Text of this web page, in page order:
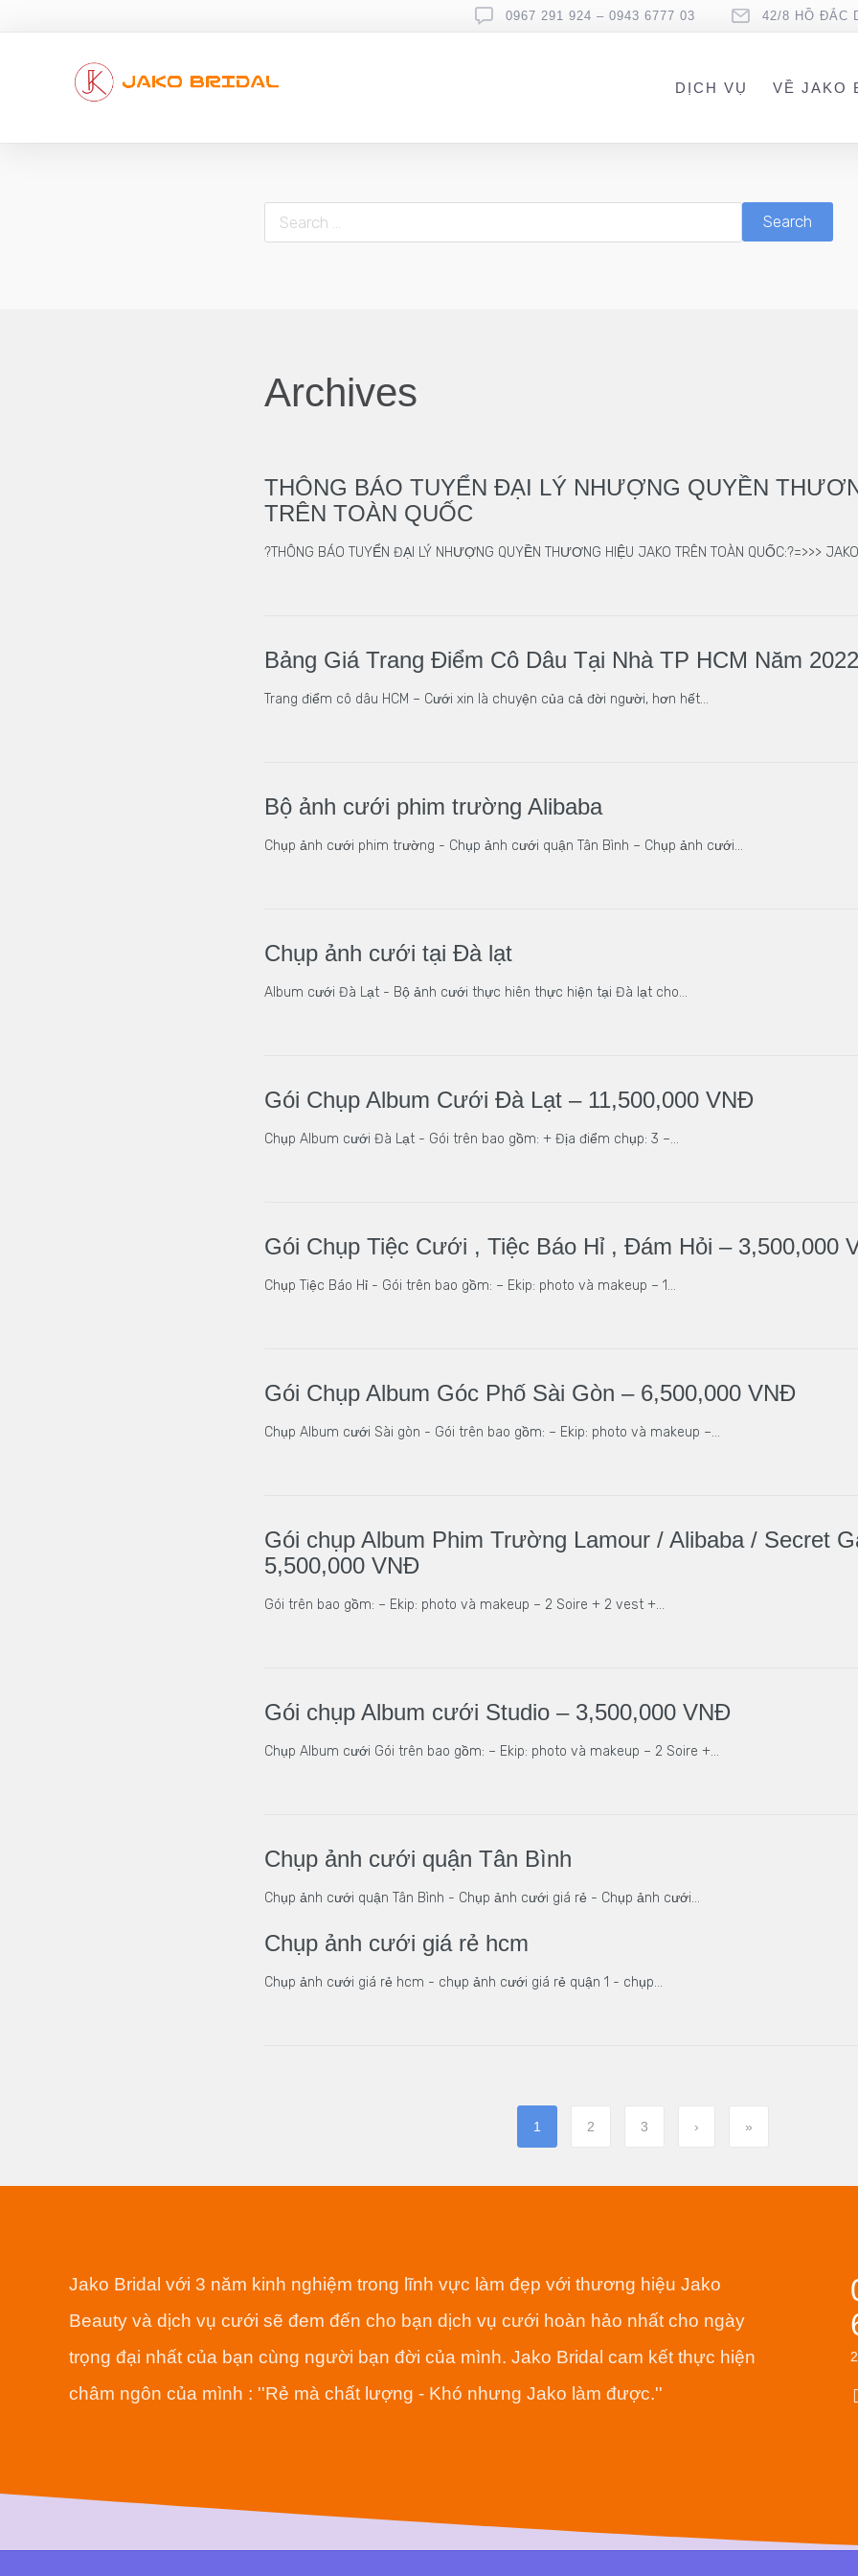
0967 291 924 – 0943 6777 03 42/8 HỒ ĐẮC
DỊCH VỤ VỀ JAKO
Search
Archives
THÔNG BÁO TUYỂN ĐẠI LÝ NHƯỢNG QUYỀN
TRÊN TOÀN QUỐC
?THÔNG BÁO TUYỂN ĐẠI LÝ NHƯỢNG QUYỀN THƯƠNG HIỆU JAKO TRÊN TOÀN QUỐC:?=>>>
Bảng Giá Trang Điểm Cô Dâu Tại Nhà TP HCM Năm
Trang điểm cô dâu HCM – Cưới xin là chuyện của cả đời người, hơn hết…
Bộ ảnh cưới phim trường Alibaba
Chụp ảnh cưới phim trường - Chụp ảnh cưới quận Tân Bình – Chụp ảnh cưới…
Chụp ảnh cưới tại Đà lạt
Album cưới Đà Lạt - Bộ ảnh cưới thực hiên thực hiện tại Đà lạt cho…
Gói Chụp Album Cưới Đà Lạt – 11,500,000 VNĐ
Chụp Album cưới Đà Lạt - Gói trên bao gồm: + Địa điểm chụp: 3 –…
Gói Chụp Tiệc Cưới , Tiệc Báo Hỉ , Đám Hỏi – 3,500,000
Chụp Tiệc Báo Hỉ - Gói trên bao gồm: – Ekip: photo và makeup – 1…
Gói Chụp Album Góc Phố Sài Gòn – 6,500,000 VNĐ
Chụp Album cưới Sài gòn - Gói trên bao gồm: – Ekip: photo và makeup –…
Gói chụp Album Phim Trường Lamour / Alibaba / Secret
5,500,000 VNĐ
Gói trên bao gồm: – Ekip: photo và makeup – 2 Soire + 2 vest +…
Gói chụp Album cưới Studio – 3,500,000 VNĐ
Chụp Album cưới Gói trên bao gồm: – Ekip: photo và makeup – 2 Soire +…
Chụp ảnh cưới quận Tân Bình
Chụp ảnh cưới quận Tân Bình - Chụp ảnh cưới giá rẻ - Chụp ảnh cưới…
Chụp ảnh cưới giá rẻ hcm
Chụp ảnh cưới giá rẻ hcm - chụp ảnh cưới giá rẻ quận 1 - chụp…
1 2 3 › »
Jako Bridal với 3 năm kinh nghiệm trong lĩnh vực làm đẹp với thương hiệu Jako
Beauty và dịch vụ cưới sẽ đem đến cho bạn dịch vụ cưới hoàn hảo nhất cho ngày
trọng đại nhất của bạn cùng người bạn đời của mình. Jako Bridal cam kết thực hiện
châm ngôn của mình : ''Rẻ mà chất lượng - Khó nhưng Jako làm được.''